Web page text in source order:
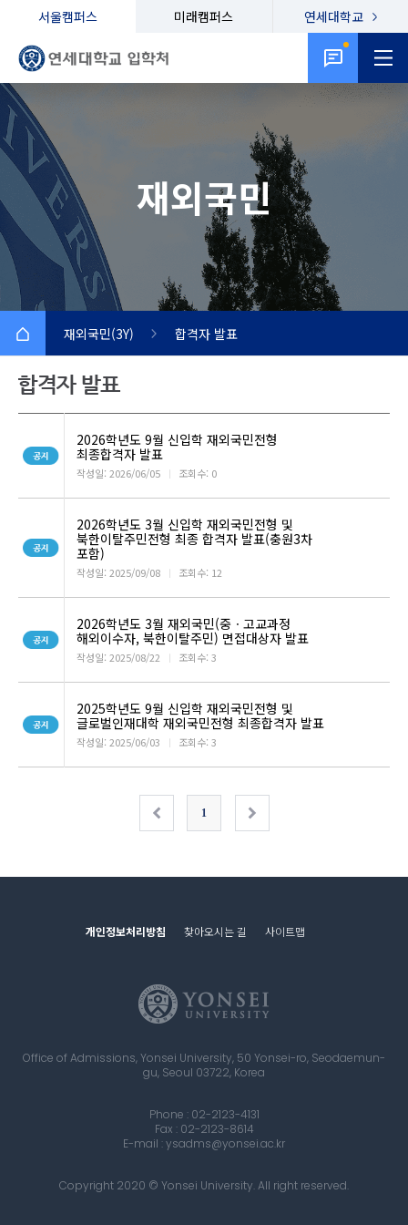
서울캠퍼스 미래캠퍼스 연세대학교
재외국민
재외국민(3Y) 합격자 발표
2026학년도 9월 신입학 재외국민전형
최종합격자 발표
작성일: 2026/06/05 ㅣ 조회수: 0
2026학년도 3월 신입학 재외국민전형 및
북한이탈주민전형 최종 합격자 발표(충원3차
포함)
작성일: 2025/09/08 ㅣ 조회수: 12
2026학년도 3월 재외국민(중ㆍ고교과정
해외이수자, 북한이탈주민) 면접대상자 발표
작성일: 2025/08/22 ㅣ 조회수: 3
2025학년도 9월 신입학 재외국민전형 및
글로벌인재대학 재외국민전형 최종합격자 발표
작성일: 2025/06/03 ㅣ 조회수: 3
1
개인정보처리방침 찾아오시는 길 사이트맵
Office of Admissions, Yonsei University, 50 Yonsei-ro, Seodaemun-
gu, Seoul 03722, Korea
Phone : 02-2123-4131
Fax : 02-2123-8614
E-mail : ysadms@yonsei.ac.kr
Copyright 2020 © Yonsei University. All right reserved.